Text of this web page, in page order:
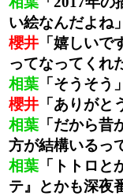
い絵なんだよね」
櫻井 「嬉しいで
ってなってくれ
相葉 「そうそう」
櫻井 「ありがと
相葉 「だから
方が結構いるっ
相葉 「トトロ
テ』とかも深夜